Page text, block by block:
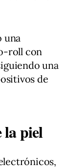
una
roll con
una
de
la piel